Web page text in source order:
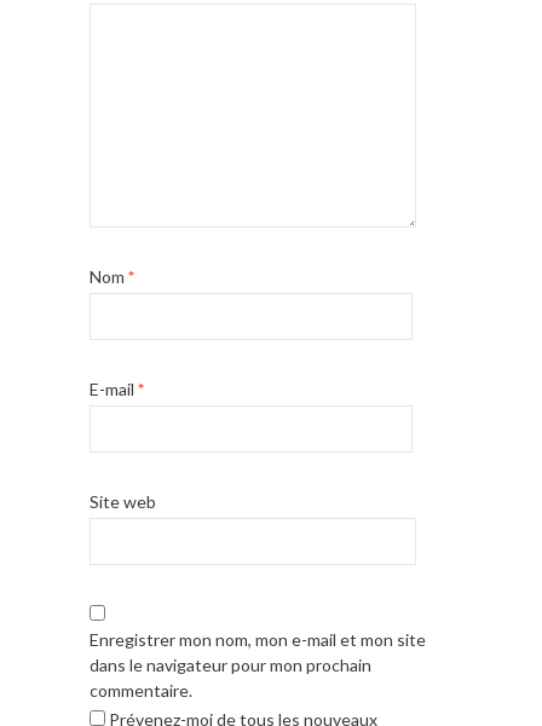
Nom *
E-mail *
Site web
Enregistrer mon nom, mon e-mail et mon site
dans le navigateur pour mon prochain
commentaire.
Prévenez-moi de tous les nouveaux